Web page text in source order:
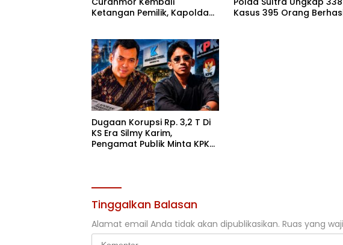
Ketangan Pemilik, Kapolda
Kasus 395 Orang
Dugaan Korupsi Rp. 3,2 T Di
KS Era Silmy Karim,
Pengamat Publik Minta KPK
Tinggalkan Balasan
Alamat email Anda tidak akan dipublikasikan. Ruas yang